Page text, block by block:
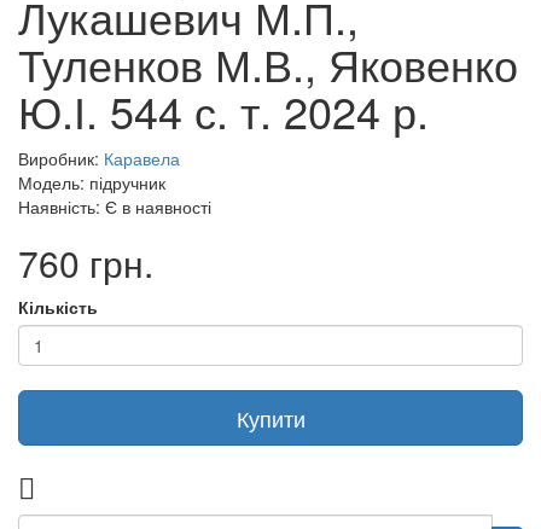
Лукашевич М.П.,
Туленков М.В., Яковенко
Ю.І. 544 с. т. 2024 р.
Виробник: Каравела
Модель: підручник
Наявність: Є в наявності
760 грн.
Кількість
Купити